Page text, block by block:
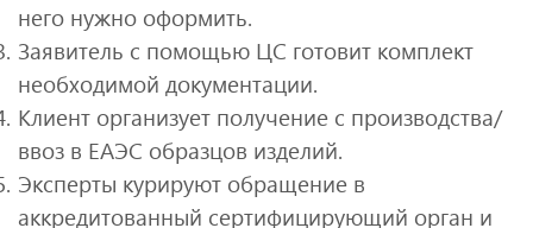
него нужно оформить.
Заявитель с помощью ЦС готовит комплект
необходимой документации.
Клиент организует получение с производства/
ввоз в ЕАЭС образцов изделий.
Эксперты курируют обращение в
аккредитованный сертифицирующий орган и